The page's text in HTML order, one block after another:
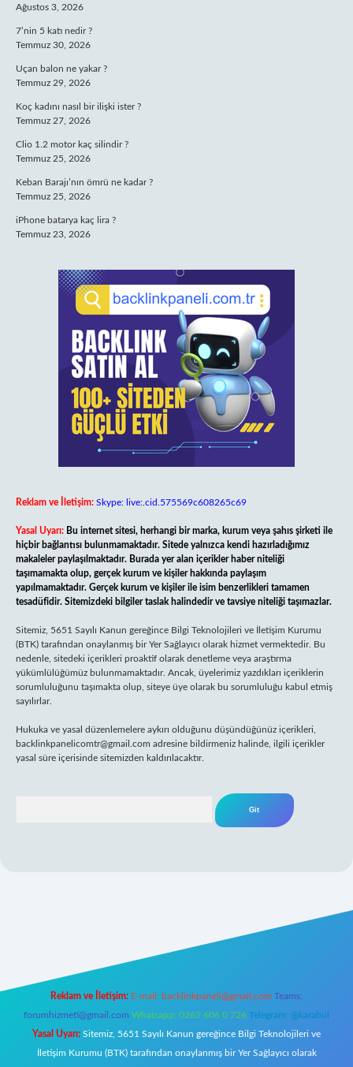
Ağustos 3, 2026
7’nin 5 katı nedir ?
Temmuz 30, 2026
Uçan balon ne yakar ?
Temmuz 29, 2026
Koç kadını nasıl bir ilişki ister ?
Temmuz 27, 2026
Clio 1.2 motor kaç silindir ?
Temmuz 25, 2026
Keban Barajı’nın ömrü ne kadar ?
Temmuz 25, 2026
iPhone batarya kaç lira ?
Temmuz 23, 2026
Reklam ve İletişim: Skype: live:.cid.575569c608265c69
Yasal Uyarı: Bu internet sitesi, herhangi bir marka, kurum veya şahıs şirketi ile
hiçbir bağlantısı bulunmamaktadır. Sitede yalnızca kendi hazırladığımız
makaleler paylaşılmaktadır. Burada yer alan içerikler haber niteliği
taşımamakta olup, gerçek kurum ve kişiler hakkında paylaşım
yapılmamaktadır. Gerçek kurum ve kişiler ile isim benzerlikleri tamamen
tesadüfidir. Sitemizdeki bilgiler taslak halindedir ve tavsiye niteliği taşımazlar.
Sitemiz, 5651 Sayılı Kanun gereğince Bilgi Teknolojileri ve İletişim Kurumu
(BTK) tarafından onaylanmış bir Yer Sağlayıcı olarak hizmet vermektedir. Bu
nedenle, sitedeki içerikleri proaktif olarak denetleme veya araştırma
yükümlülüğümüz bulunmamaktadır. Ancak, üyelerimiz yazdıkları içeriklerin
sorumluluğunu taşımakta olup, siteye üye olarak bu sorumluluğu kabul etmiş
sayılırlar.
Hukuka ve yasal düzenlemelere aykırı olduğunu düşündüğünüz içerikleri,
backlinkpanelicomtr@gmail.com adresine bildirmeniz halinde, ilgili içerikler
yasal süre içerisinde sitemizden kaldırılacaktır.
Reklam ve İletişim: E-mail: backlinkpaneli@gmail.com Teams:
forumhizmeti@gmail.com Whatsapp: 0262 606 0 726 Telegram: @karabul
Yasal Uyarı: Sitemiz, 5651 Sayılı Kanun gereğince Bilgi Teknolojileri ve
İletişim Kurumu (BTK) tarafından onaylanmış bir Yer Sağlayıcı olarak